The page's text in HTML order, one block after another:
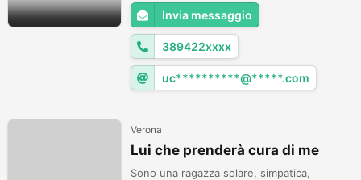
Invia messaggio
389422xxxx
uc**********@*****.com
Verona
Lui che prenderà cura di me
Sono una ragazza solare, simpatica,